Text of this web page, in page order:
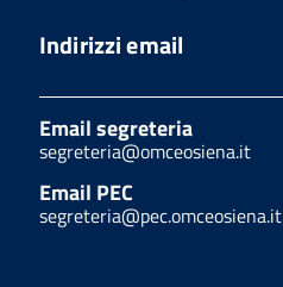
Indirizzi email
Email segreteria
segreteria@omceosiena.it
Email PEC
segreteria@pec.omceosiena.it